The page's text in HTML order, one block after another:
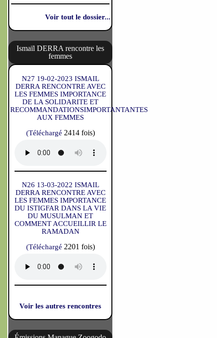
Voir tout le dossier...
Ismaïl DERRA rencontre les
femmes
N27 19-02-2023 ISMAIL
DERRA RENCONTRE AVEC
LES FEMMES IMPORTANCE
DE LA SOLIDARITE ET
RECOMMANDATIONSIMPORTANTANTES
AUX FEMMES
(Téléchargé 2414 fois)
N26 13-03-2022 ISMAIL
DERRA RENCONTRE AVEC
LES FEMMES IMPORTANCE
DU ISTIGFAR DANS LA VIE
DU MUSULMAN ET
COMMENT ACCUEILLIR LE
RAMADAN
(Téléchargé 2201 fois)
Voir les autres rencontres